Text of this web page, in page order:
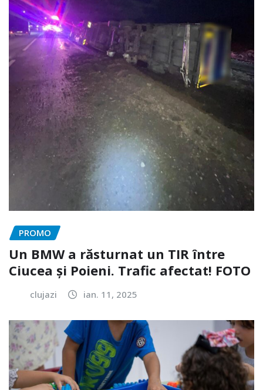
PROMO
Un BMW a răsturnat un TIR între
Ciucea și Poieni. Trafic afectat! FOTO
clujazi ian. 11, 2025